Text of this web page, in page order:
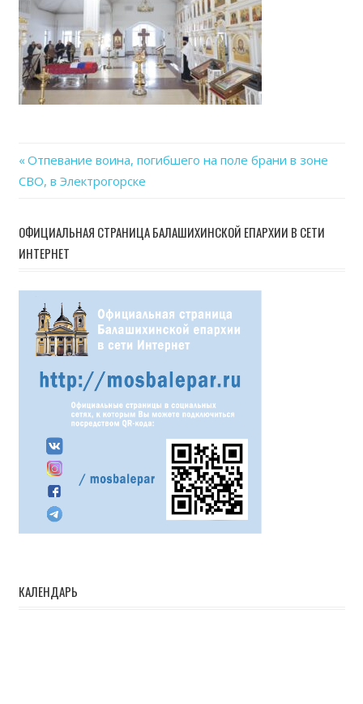
Навигация
записям
Previous
Post:
Отпевание воина, погибшего на поле брани в зоне
СВО, в Электрогорске
ОФИЦИАЛЬНАЯ СТРАНИЦА БАЛАШИХИНСКОЙ ЕПАРХИИ В СЕТИ
ИНТЕРНЕТ
КАЛЕНДАРЬ